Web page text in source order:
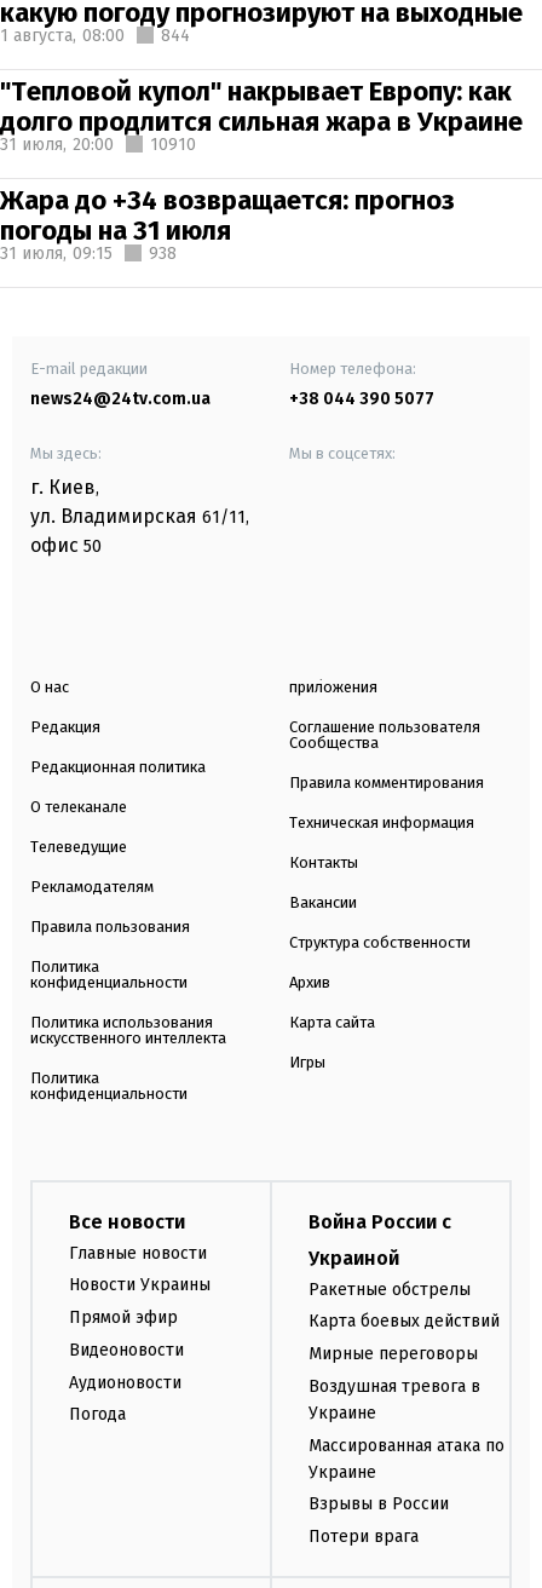
какую погоду прогнозируют на выходные
1 августа, 08:00 844
"Тепловой купол" накрывает Европу: как
долго продлится сильная жара в Украине
31 июля, 20:00 10910
Жара до +34 возвращается: прогноз
погоды на 31 июля
31 июля, 09:15 938
E-mail редакции
news24@24tv.com.ua
Номер телефона:
+38 044 390 5077
Мы здесь:
г. Киев,
ул. Владимирская 61/11,
офис 50
Мы в соцсетях:
О нас
Редакция
Редакционная политика
О телеканале
Телеведущие
Рекламодателям
Правила пользования
Политика
конфиденциальности
Политика использования
искусственного интеллекта
Политика
конфиденциальности
приложения
Соглашение пользователя
Сообщества
Правила комментирования
Техническая информация
Контакты
Вакансии
Структура собственности
Архив
Карта сайта
Игры
Все новости
Главные новости
Новости Украины
Прямой эфир
Видеоновости
Аудионовости
Погода
Война России с
Украиной
Ракетные обстрелы
Карта боевых действий
Мирные переговоры
Воздушная тревога в
Украине
Массированная атака по
Украине
Взрывы в России
Потери врага